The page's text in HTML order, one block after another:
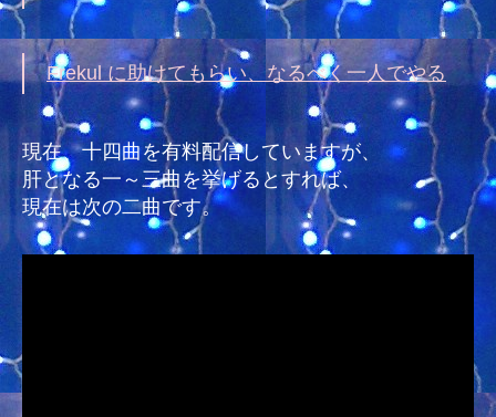
Frekul に助けてもらい、なるべく一人でやる
現在、十四曲を有料配信していますが、
肝となる一～三曲を挙げるとすれば、
現在は次の二曲です。